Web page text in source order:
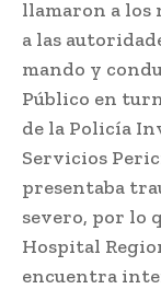
llamaron a los
a las
mando y
Público en
de la Policía
Servicios
presentaba
severo, por lo
Hospital
encuentra